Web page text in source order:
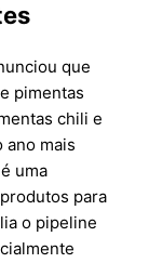
que
pimentas
chili e
ano mais
uma
para
o pipeline